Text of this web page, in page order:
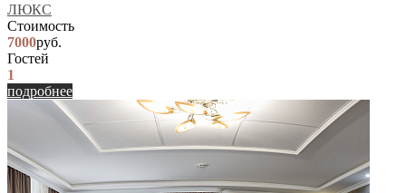
ЛЮКС
Стоимость
7000руб.
Гостей
1
подробнее